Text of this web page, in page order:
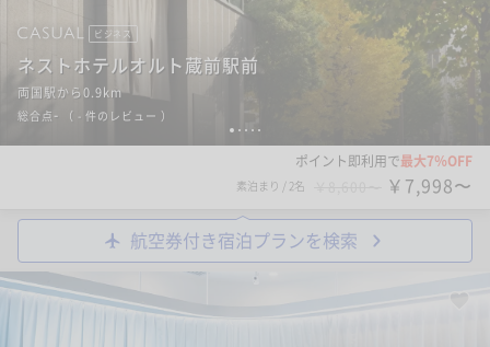
1 2 3 4 5
ビジネス
ネストホテルオルト蔵前駅前
両国駅から0.9km
総合点- （ - 件のレビュー ）
ポイント即利用で最大7％OFF
素泊まり / 2名 ￥7,998〜
航空券付き宿泊プランを検索